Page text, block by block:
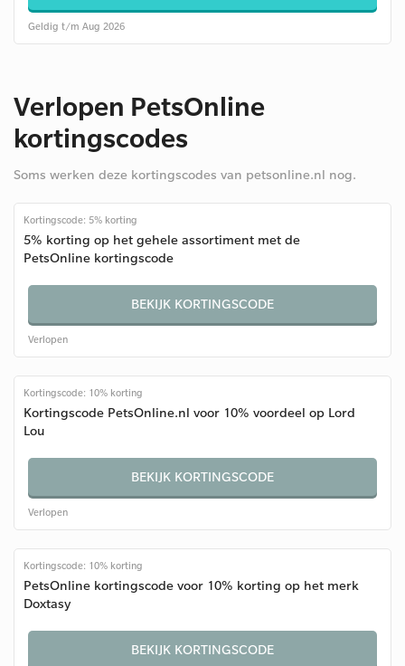
Geldig t/m Aug 2026
Verlopen PetsOnline
kortingscodes
Soms werken deze kortingscodes van petsonline.nl nog.
Kortingscode: 5% korting
5% korting op het gehele assortiment met de
PetsOnline kortingscode
BEKIJK KORTINGSCODE
Verlopen
Kortingscode: 10% korting
Kortingscode PetsOnline.nl voor 10% voordeel op Lord
Lou
BEKIJK KORTINGSCODE
Verlopen
Kortingscode: 10% korting
PetsOnline kortingscode voor 10% korting op het merk
Doxtasy
BEKIJK KORTINGSCODE